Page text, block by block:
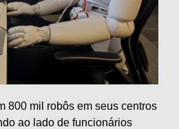
800 mil robôs em seus centros
ao lado de funcionários